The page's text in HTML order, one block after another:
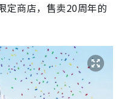
定商店，售卖20周年的